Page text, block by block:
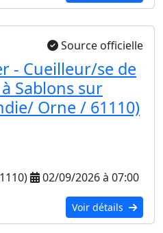
Source officielle
- Cueilleur/se de
Sablons sur
Orne / 61110)
02/09/2026 à 07:00
Voir détails